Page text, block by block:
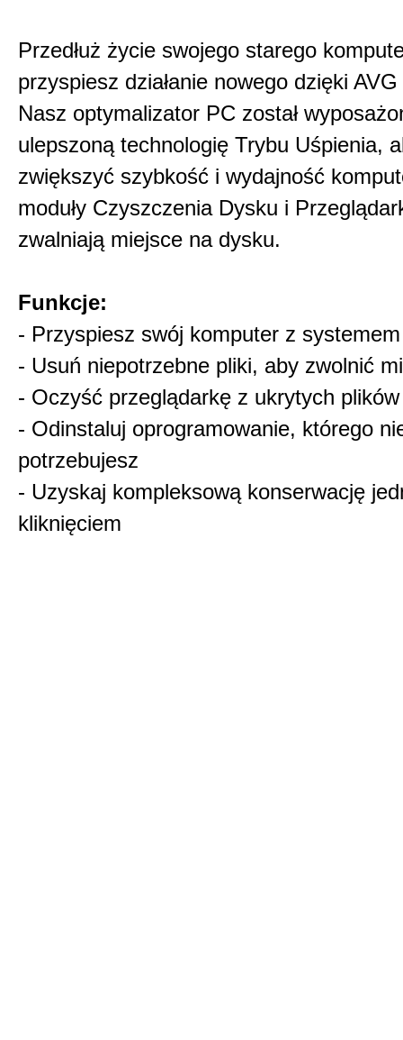
Przedłuż życie swojego starego
przyspiesz działanie nowego dzięki
Nasz optymalizator PC został
ulepszoną technologię Trybu Uśpienia,
zwiększyć szybkość i wydajność
moduły Czyszczenia Dysku i
zwalniają miejsce na dysku.
Funkcje:
- Przyspiesz swój komputer z
- Usuń niepotrzebne pliki, aby zwolnić
- Oczyść przeglądarkę z ukrytych plików
- Odinstaluj oprogramowanie, którego
potrzebujesz
- Uzyskaj kompleksową konserwację
kliknięciem